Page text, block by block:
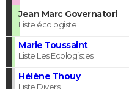
Jean Marc Governatori
Liste écologiste
Marie Toussaint
Liste Les Ecologistes
Hélène Thouy
Liste Divers